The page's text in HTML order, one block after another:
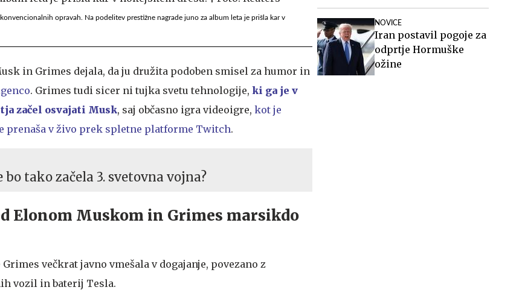
opravah. Na podelitev prestižne nagrade juno za album leta je prišla kar v
in Grimes dejala, da ju družita podoben smisel za humor in
. Grimes tudi sicer ni tujka svetu tehnologije, ki ga je v
začel osvajati Musk, saj občasno igra videoigre, kot je
prenaša v živo prek spletne platforme Twitch.
bo tako začela 3. svetovna vojna?
Elonom Muskom in Grimes marsikdo
večkrat javno vmešala v dogajanje, povezano z
vozil in baterij Tesla.
NOVICE
Iran postavil pogoje za
odprtje Hormuške
ožine